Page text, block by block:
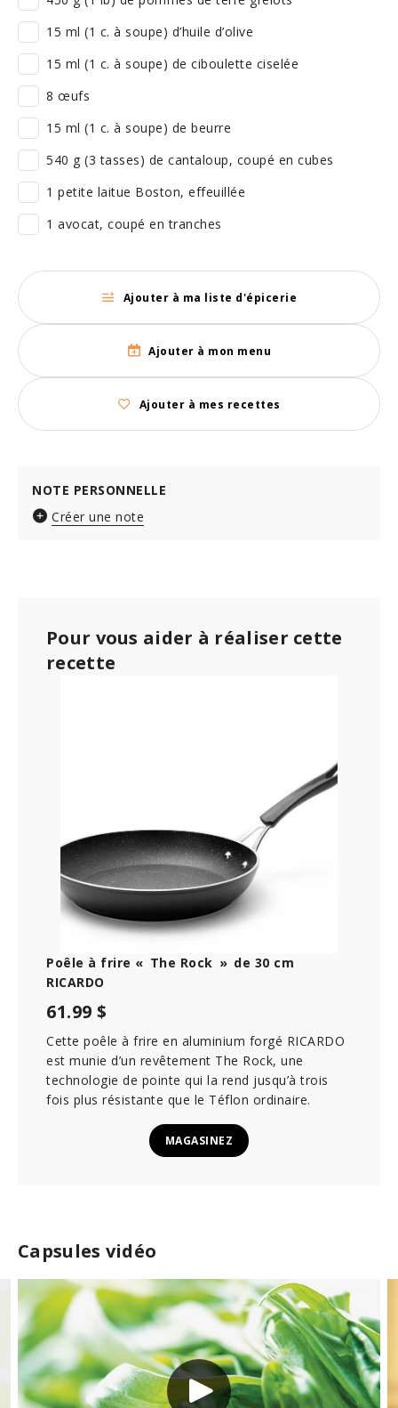
Capsules vidéo
15 ml (1 c. à soupe) d’huile d’olive
15 ml (1 c. à soupe) de ciboulette ciselée
8 œufs
15 ml (1 c. à soupe) de beurre
540 g (3 tasses) de cantaloup, coupé en cubes
1 petite laitue Boston, effeuillée
1 avocat, coupé en tranches
Ajouter à ma liste d'épicerie
Ajouter à mon menu
Ajouter à mes recettes
NOTE PERSONNELLE
Créer une note
Pour vous aider à réaliser cette
recette
Poêle à frire « The Rock » de 30 cm
RICARDO
61.99 $
Cette poêle à frire en aluminium forgé RICARDO
est munie d’un revêtement The Rock, une
technologie de pointe qui la rend jusqu’à trois
fois plus résistante que le Téflon ordinaire.
MAGASINEZ